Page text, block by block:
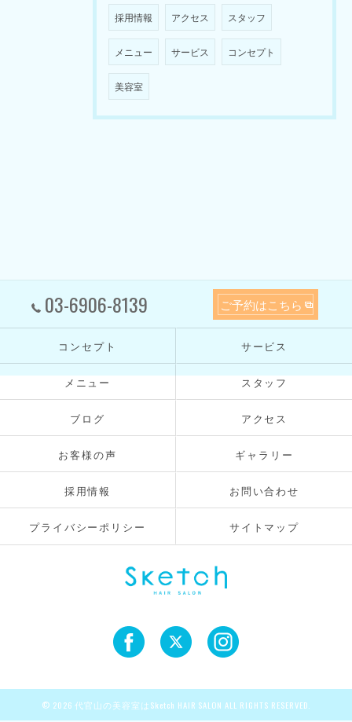
採用情報 アクセス スタッフ
メニュー サービス コンセプト
美容室
03-6906-8139 ご予約はこちら
コンセプト サービス
メニュー スタッフ
ブログ アクセス
お客様の声 ギャラリー
採用情報 お問い合わせ
プライバシーポリシー サイトマップ
© 2026 代官山の美容室はSketch HAIR SALON ALL RIGHTS RESERVED.